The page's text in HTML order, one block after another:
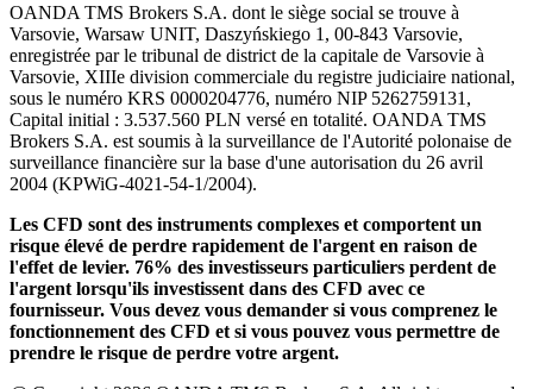
OANDA TMS Brokers S.A. dont le siège social se trouve à
Varsovie, Warsaw UNIT, Daszyńskiego 1, 00-843 Varsovie,
enregistrée par le tribunal de district de la capitale de Varsovie à
Varsovie, XIIIe division commerciale du registre judiciaire national,
sous le numéro KRS 0000204776, numéro NIP 5262759131,
Capital initial : 3.537.560 PLN versé en totalité. OANDA TMS
Brokers S.A. est soumis à la surveillance de l'Autorité polonaise de
surveillance financière sur la base d'une autorisation du 26 avril
2004 (KPWiG-4021-54-1/2004).
Les CFD sont des instruments complexes et comportent un
risque élevé de perdre rapidement de l'argent en raison de
l'effet de levier. 76% des investisseurs particuliers perdent de
l'argent lorsqu'ils investissent dans des CFD avec ce
fournisseur. Vous devez vous demander si vous comprenez le
fonctionnement des CFD et si vous pouvez vous permettre de
prendre le risque de perdre votre argent.